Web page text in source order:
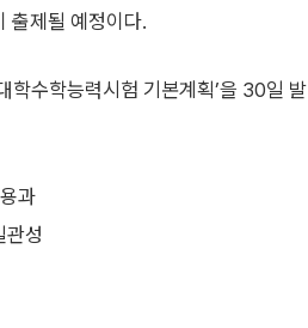
출제될 예정이다.
학수학능력시험 기본계획’을 30일 발
과
관성